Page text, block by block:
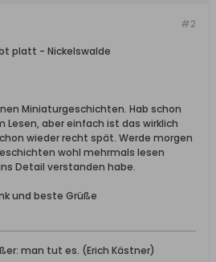
#2
platt - Nickelswalde
Miniaturgeschichten. Hab schon
aber einfach ist das wirklich
wieder recht spät. Werde morgen
wohl mehrmals lesen
Detail verstanden habe.
und beste Grüße
man tut es. (Erich Kästner)